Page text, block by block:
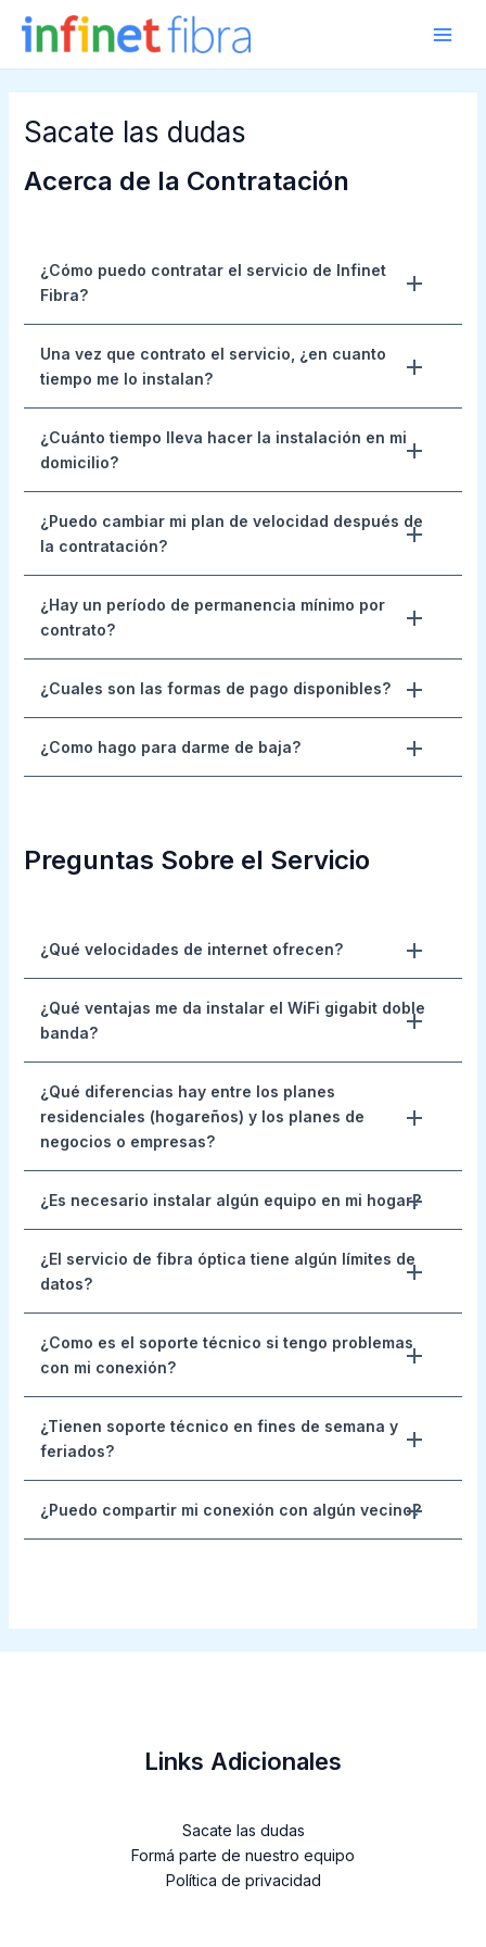
Sacate las dudas
Acerca de la Contratación
¿Cómo puedo contratar el servicio de Infinet
Fibra?
Una vez que contrato el servicio, ¿en cuanto
tiempo me lo instalan?
¿Cuánto tiempo lleva hacer la instalación en mi
domicilio?
¿Puedo cambiar mi plan de velocidad después de
la contratación?
¿Hay un período de permanencia mínimo por
contrato?
¿Cuales son las formas de pago disponibles?
¿Como hago para darme de baja?
Preguntas Sobre el Servicio
¿Qué velocidades de internet ofrecen?
¿Qué ventajas me da instalar el WiFi gigabit doble
banda?
¿Qué diferencias hay entre los planes
residenciales (hogareños) y los planes de
negocios o empresas?
¿Es necesario instalar algún equipo en mi hogar?
¿El servicio de fibra óptica tiene algún límites de
datos?
¿Como es el soporte técnico si tengo problemas
con mi conexión?
¿Tienen soporte técnico en fines de semana y
feriados?
¿Puedo compartir mi conexión con algún vecino?
Links Adicionales
Sacate las dudas
Formá parte de nuestro equipo
Política de privacidad